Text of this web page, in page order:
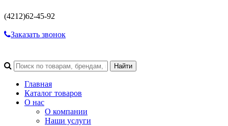
(4212)62-45-92
Заказать звонок
Главная
Каталог товаров
О нас
О компании
Наши услуги